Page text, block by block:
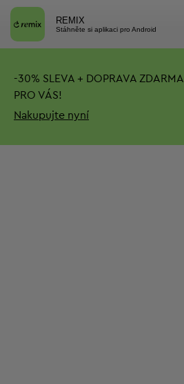
REMIX
Stáhněte si aplikaci pro Android
-30% SLEVA + DOPRAVA ZDARMA
PRO VÁS!
Nakupujte nyní